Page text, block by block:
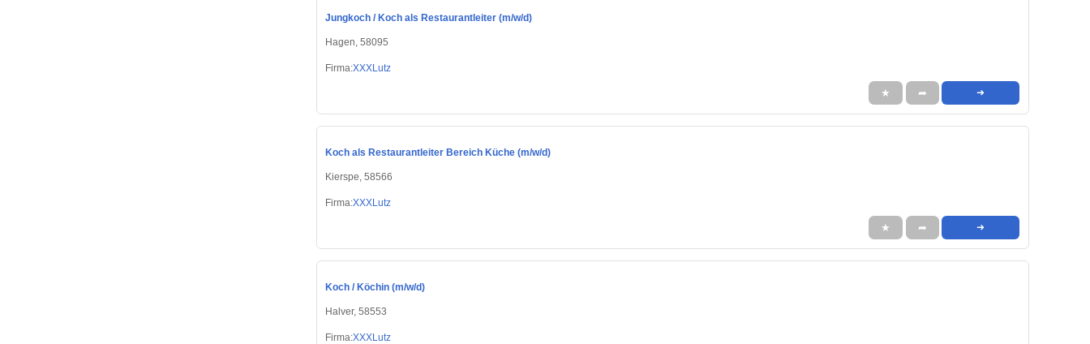
Jungkoch / Koch als Restaurantleiter (m/w/d)
Hagen, 58095
Firma:XXXLutz
★ ➦ ➜
Koch als Restaurantleiter Bereich Küche (m/w/d)
Kierspe, 58566
Firma:XXXLutz
★ ➦ ➜
Koch / Köchin (m/w/d)
Halver, 58553
Firma:XXXLutz